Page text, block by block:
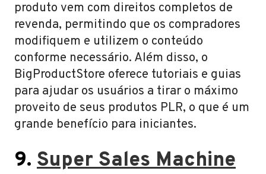
produto vem com direitos completos de
revenda, permitindo que os compradores
modifiquem e utilizem o conteúdo
conforme necessário. Além disso, o
BigProductStore oferece tutoriais e guias
para ajudar os usuários a tirar o máximo
proveito de seus produtos PLR, o que é um
grande benefício para iniciantes.
9. Super Sales Machine